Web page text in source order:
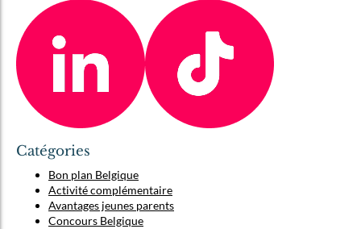
Catégories
Bon plan Belgique
Activité complémentaire
Avantages jeunes parents
Concours Belgique